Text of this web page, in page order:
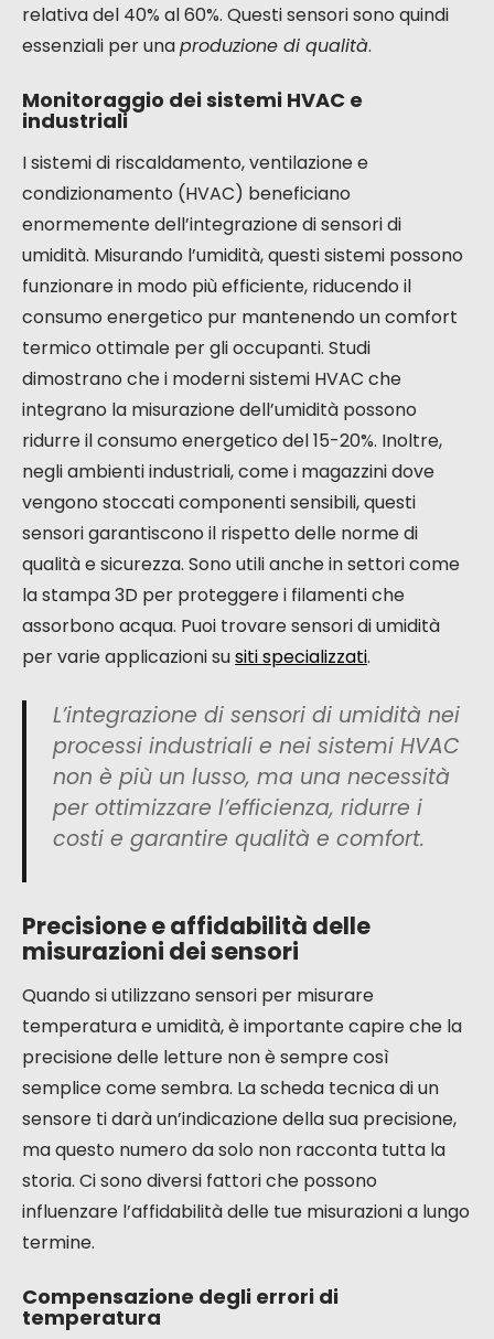
relativa del 40% al 60%. Questi sensori sono quindi
essenziali per unaproduzione di qualità.
Monitoraggio dei sistemi HVAC e
industriali
I sistemi di riscaldamento, ventilazione e
condizionamento (HVAC) beneficiano
enormemente dell’integrazione di sensori di
umidità. Misurando l’umidità, questi sistemi possono
funzionare in modo più efficiente, riducendo il
consumo energetico pur mantenendo un comfort
termico ottimale per gli occupanti. Studi
dimostrano che i moderni sistemi HVAC che
integrano la misurazione dell’umidità possono
ridurre il consumo energetico del 15-20%. Inoltre,
negli ambienti industriali, come i magazzini dove
vengono stoccati componenti sensibili, questi
sensori garantiscono il rispetto delle norme di
qualità e sicurezza. Sono utili anche in settori come
la stampa 3D per proteggere i filamenti che
assorbono acqua. Puoi trovare sensori di umidità
per varie applicazioni susiti specializzati.
L’integrazione di sensori di umidità nei
processi industriali e nei sistemi HVAC
non è più un lusso, ma una necessità
per ottimizzare l’efficienza, ridurre i
costi e garantire qualità e comfort.
Precisione e affidabilità delle
misurazioni dei sensori
Quando si utilizzano sensori per misurare
temperatura e umidità, è importante capire che la
precisione delle letture non è sempre così
semplice come sembra. La scheda tecnica di un
sensore ti darà un’indicazione della sua precisione,
ma questo numero da solo non racconta tutta la
storia. Ci sono diversi fattori che possono
influenzare l’affidabilità delle tue misurazioni a lungo
termine.
Compensazione degli errori di
temperatura